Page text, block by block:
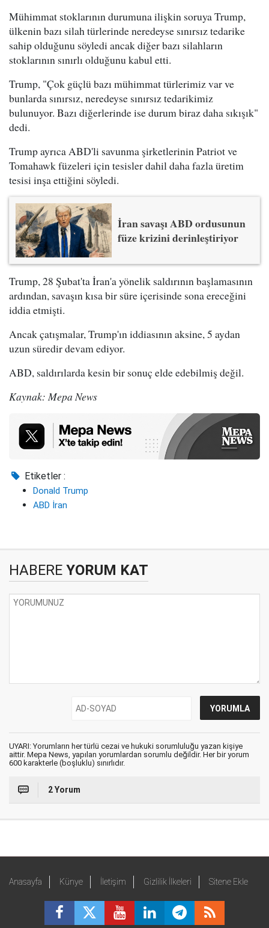
Mühimmat stoklarının durumuna ilişkin soruya Trump,
ülkenin bazı silah türlerinde neredeyse sınırsız tedarike
sahip olduğunu söyledi ancak diğer bazı silahların
stoklarının sınırlı olduğunu kabul etti.
Trump, "Çok güçlü bazı mühimmat türlerimiz var ve
bunlarda sınırsız, neredeyse sınırsız tedarikimiz
bulunuyor. Bazı diğerlerinde ise durum biraz daha sıkışık"
dedi.
Trump ayrıca ABD'li savunma şirketlerinin Patriot ve
Tomahawk füzeleri için tesisler dahil daha fazla üretim
tesisi inşa ettiğini söyledi.
İran savaşı ABD ordusunun
füze krizini derinleştiriyor
Trump, 28 Şubat'ta İran'a yönelik saldırının başlamasının
ardından, savaşın kısa bir süre içerisinde sona ereceğini
iddia etmişti.
Ancak çatışmalar, Trump'ın iddiasının aksine, 5 aydan
uzun süredir devam ediyor.
ABD, saldırılarda kesin bir sonuç elde edebilmiş değil.
Kaynak: Mepa News
Etiketler :
Donald Trump
ABD İran
HABERE YORUM KAT
UYARI: Yorumların her türlü cezai ve hukuki sorumluluğu yazan kişiye
aittir. Mepa News, yapılan yorumlardan sorumlu değildir. Her bir yorum
600 karakterle (boşluklu) sınırlıdır.
2 Yorum
Anasayfa Künye İletişim Gizlilik İlkeleri Sitene Ekle